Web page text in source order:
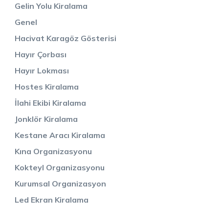
Gelin Yolu Kiralama
Genel
Hacivat Karagöz Gösterisi
Hayır Çorbası
Hayır Lokması
Hostes Kiralama
İlahi Ekibi Kiralama
Jonklör Kiralama
Kestane Aracı Kiralama
Kına Organizasyonu
Kokteyl Organizasyonu
Kurumsal Organizasyon
Led Ekran Kiralama